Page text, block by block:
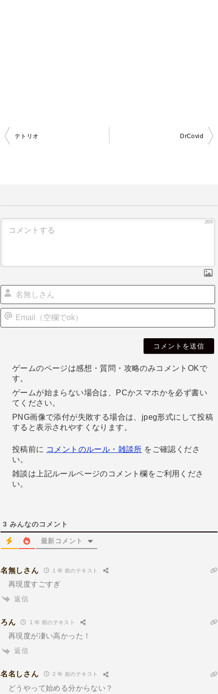
投
ー
シ
テトリオ DrCovid
200
ゲームのページは感想・質問・攻略のみコメントOKで
す。
ゲームが始まらない場合は、PCかスマホかを必ず書い
てください。
PNG画像で添付が失敗する場合は、jpeg形式にして投稿
すると表示されやすくなります。
投稿前に コメントのルール・雑談所 をご確認くださ
い。
雑談は上記ルールページのコメント欄をご利用くださ
い。
3 みんなのコメント
最新コメント
名無しさん 1 年 前のテキスト
再現度すごすぎ
返信
ろん 1 年 前のテキスト
再現度が凄い高かった！
返信
名名しさん 2 年 前のテキスト
どうやって始める分からない？